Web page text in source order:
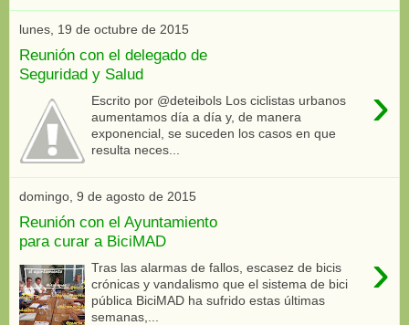
lunes, 19 de octubre de 2015
Reunión con el delegado de
Seguridad y Salud
›
Escrito por @deteibols Los ciclistas urbanos
aumentamos día a día y, de manera
exponencial, se suceden los casos en que
resulta neces...
domingo, 9 de agosto de 2015
Reunión con el Ayuntamiento
para curar a BiciMAD
›
Tras las alarmas de fallos, escasez de bicis
crónicas y vandalismo que el sistema de bici
pública BiciMAD ha sufrido estas últimas
semanas,...